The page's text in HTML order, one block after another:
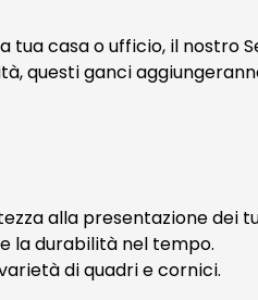
casa o ufficio, il nostro
questi ganci
alla presentazione dei
la durabilità nel tempo.
di quadri e cornici.